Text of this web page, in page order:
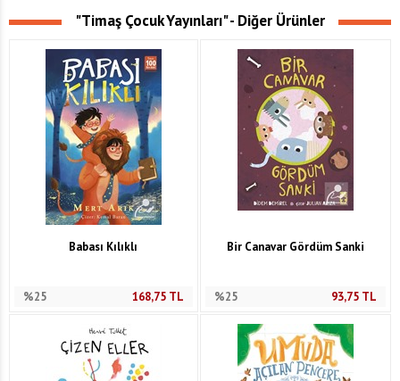
"Timaş Çocuk Yayınları" - Diğer Ürünler
Babası Kılıklı
%25 168,75TL
Bir Canavar Gördüm Sanki
%25 93,75 TL